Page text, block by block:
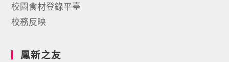
校園食材登錄平臺
校務反映
鳳新之友